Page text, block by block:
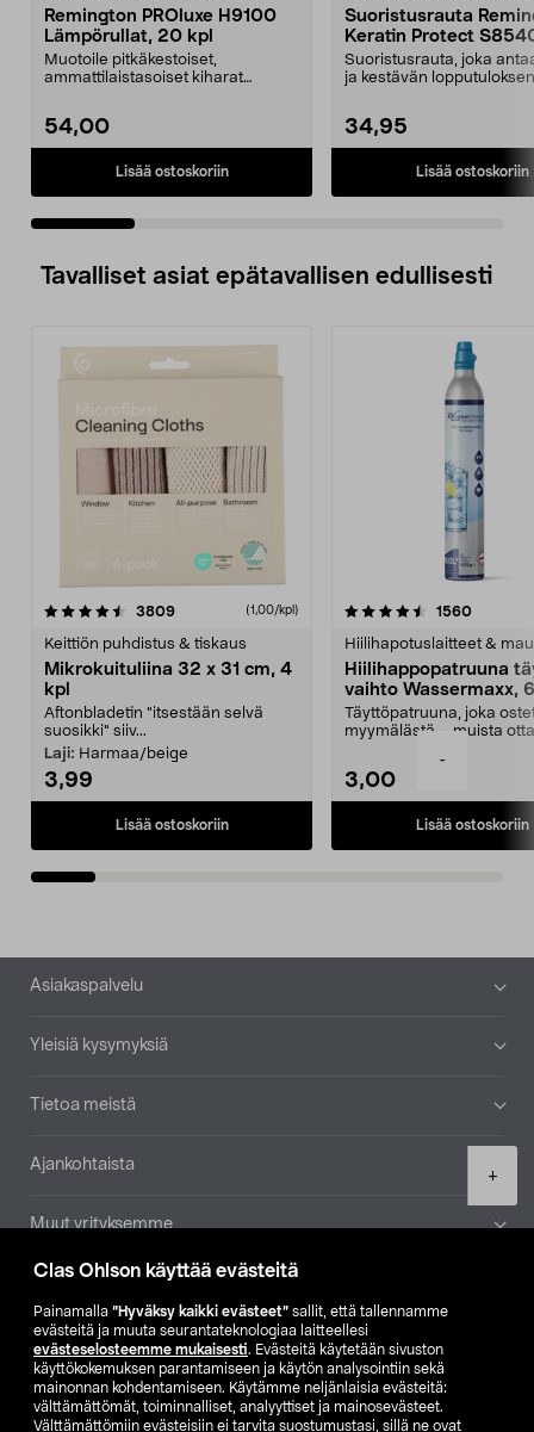
Clas Ohlson käyttää evästeitä
Painamalla ”Hyväksy kaikki evästeet” sallit, että tallennamme
evästeitä ja muuta seurantateknologiaa laitteellesi
evästeselosteemme mukaisesti. Evästeitä käytetään sivuston
käyttökokemuksen parantamiseen ja käytön analysointiin sekä
mainonnan kohdentamiseen. Käytämme neljänlaisia evästeitä:
välttämättömät, toiminnalliset, analyyttiset ja mainosevästeet.
Välttämättömiin evästeisiin ei tarvita suostumustasi, sillä ne ovat
-
+
Remington PROluxe H9100
Lämpörullat, 20 kpl
Muotoile pitkäkestoiset,
ammattilaistasoiset kiharat
54,00
Lisää ostoskoriin
Suoristusrauta
Keratin Protect
Suoristusrauta, joka
ja kestävän
34,95
Lisää ostoskoriin
Tavalliset asiat epätavallisen edullisesti
3809arvostelut (1,00/kpl)
Keittiön puhdistus & tiskaus
Mikrokuituliina 32 x 31 cm, 4
kpl
Aftonbladetin "itsestään selvä
suosikki" siiv...
Laji: Harmaa/beige
3,99
Lisää ostoskoriin
4.5viidestä
1560
Hiilihapotuslaitteet &
Hiilihappopatruuna
vaihto Wassermaxx,
Täyttöpatruuna, joka
myymälästä – muista
3,00
Lisää ostoskoriin
4.5viidestä
Alatunniste
Asiakaspalvelu
Yleisiä kysymyksiä
Tietoa meistä
Ajankohtaista
Muut yrityksemme
Etsi myymälä
SE NO FI
FI SV